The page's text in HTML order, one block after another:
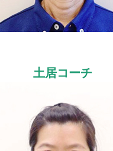
土居コーチ